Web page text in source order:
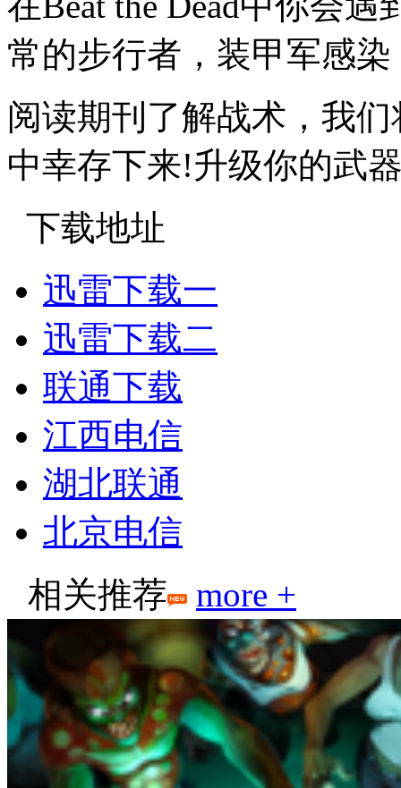
常的步行者，装甲军感
阅读期刊了解战术，我
中幸存下来!升级你的武
下载地址
迅雷下载一
迅雷下载二
联通下载
江西电信
湖北联通
北京电信
相关推荐
more +